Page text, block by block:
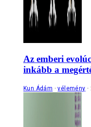
Az emberi
inkább a
Kun Ádám vélemény